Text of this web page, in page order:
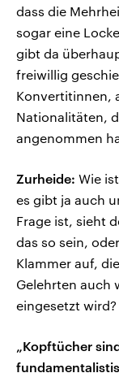
dass die
sogar eine
gibt da
freiwillig
Konvertitinnen,
Nationalitäten,
angenommen
Zurheide: Wie
es gibt ja auch
Frage ist, sieht
das so sein,
Klammer auf,
Gelehrten auch
eingesetzt wird?
„Kopftücher